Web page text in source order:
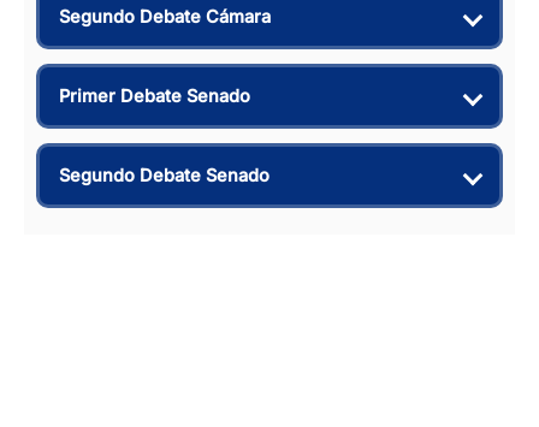
Segundo Debate Cámara
Primer Debate Senado
Segundo Debate Senado